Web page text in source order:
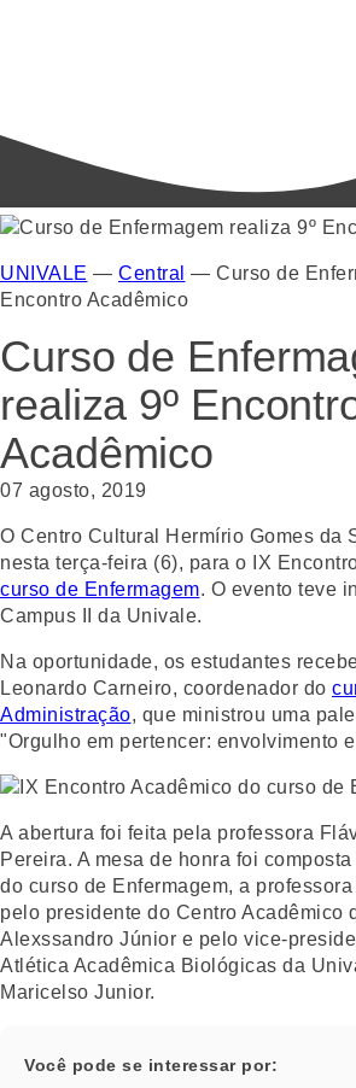
UNIVALE — Central — Curso de
Encontro Acadêmico
Curso de
realiza 9º
Acadêmico
07 agosto, 2019
O Centro Cultural Hermírio Gomes da
nesta terça-feira (6), para o IX
curso de Enfermagem. O evento teve
Campus II da Univale.
Na oportunidade, os estudantes
Leonardo Carneiro, coordenador do
Administração, que ministrou uma
"Orgulho em pertencer: envolvimento
A abertura foi feita pela professora
Pereira. A mesa de honra foi
do curso de Enfermagem, a
pelo presidente do Centro Acadêmico
Alexssandro Júnior e pelo vice-
Atlética Acadêmica Biológicas da
Maricelso Junior.
Você pode se interessar por: